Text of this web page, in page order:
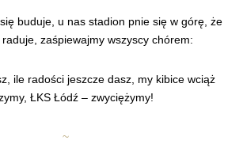
buduje, u nas stadion pnie się w górę, że
zaśpiewajmy wszyscy chórem:
ile radości jeszcze dasz, my kibice wciąż
ŁKS Łódź – zwyciężymy!
~